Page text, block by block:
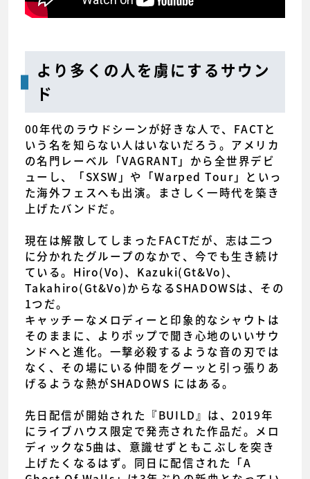
より多くの人を虜にするサウン
ド
00年代のラウドシーンが好きな人で、FACTと
いう名を知らない人はいないだろう。アメリカ
の名門レーベル「VAGRANT」から全世界デビ
ューし、「SXSW」や「Warped Tour」といっ
た海外フェスへも出演。まさしく一時代を築き
上げたバンドだ。
現在は解散してしまったFACTだが、志は二つ
に分かれたグループのなかで、今でも生き続け
ている。Hiro(Vo)、Kazuki(Gt&Vo)、
Takahiro(Gt&Vo)からなるSHADOWSは、その
1つだ。
キャッチーなメロディーと印象的なシャウトは
そのままに、よりポップで聞き心地のいいサウ
ンドへと進化。一撃必殺するような音の刃では
なく、その場にいる仲間をグーッと引っ張りあ
げるような熱がSHADOWS にはある。
先日配信が開始された『BUILD』は、2019年
にライブハウス限定で発売された作品だ。メロ
ディックな5曲は、意識せずともこぶしを突き
上げたくなるはず。同日に配信された「A